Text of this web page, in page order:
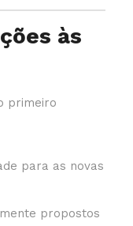
às
primeiro
para as novas
propostos